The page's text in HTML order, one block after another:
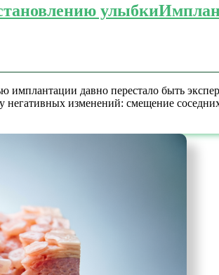
улыбки
имплантации давно перестало быть
негативных изменений: смещение